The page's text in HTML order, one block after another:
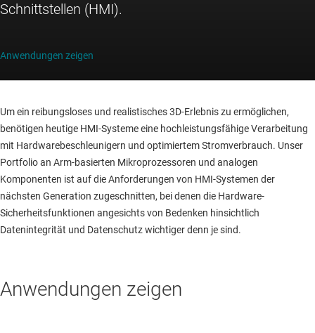
Schnittstellen (HMI).
Anwendungen zeigen
Um ein reibungsloses und realistisches 3D-Erlebnis zu ermöglichen,
benötigen heutige HMI-Systeme eine hochleistungsfähige Verarbeitung
mit Hardwarebeschleunigern und optimiertem Stromverbrauch. Unser
Portfolio an Arm-basierten Mikroprozessoren und analogen
Komponenten ist auf die Anforderungen von HMI-Systemen der
nächsten Generation zugeschnitten, bei denen die Hardware-
Sicherheitsfunktionen angesichts von Bedenken hinsichtlich
Datenintegrität und Datenschutz wichtiger denn je sind.
Anwendungen zeigen